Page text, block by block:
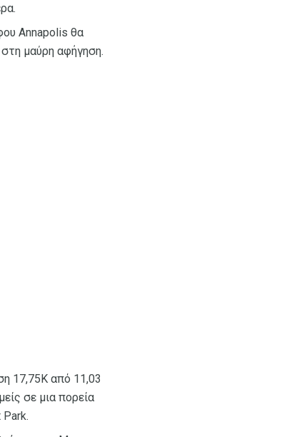
Annapolis θα
μαύρη αφήγηση.
17,75K από 11,03
σε μια πορεία